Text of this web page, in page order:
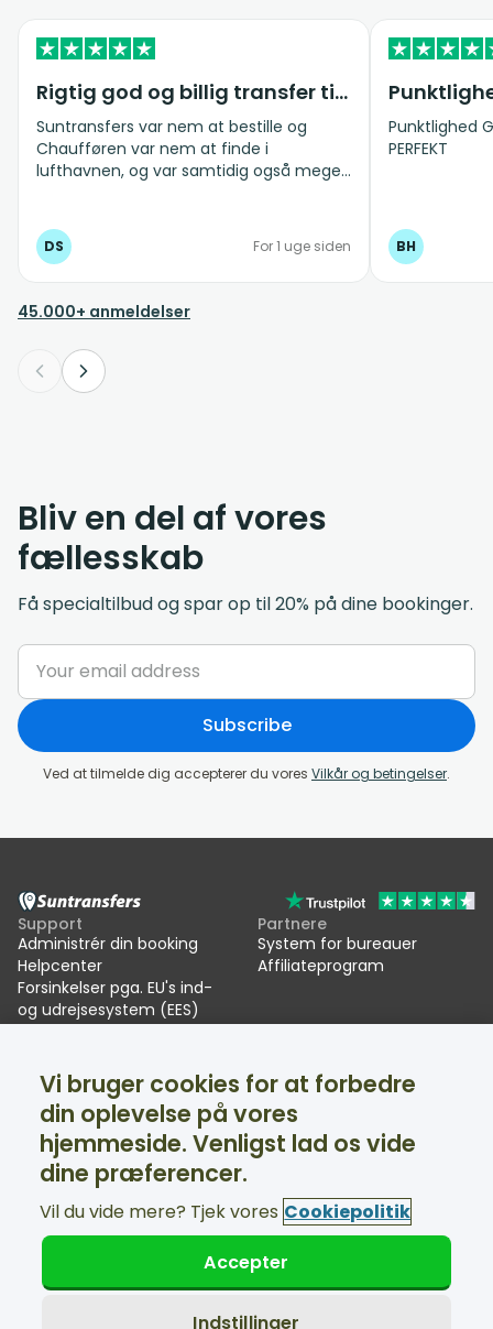
Rigtig god og billig transfer til og fra lufthavnen
Suntransfers var nem at bestille og
Chaufføren var nem at finde i
lufthavnen, og var samtidig også meget
chaufføren til tiden. Vi bestiller gerne
Suntransfers igen næste gang vi
kommer til Kreta :-)
DS For 1 uge siden
Punktlighed
PERFEKT
BH
45.000+ anmeldelser
Bliv en del af vores
fællesskab
Få specialtilbud og spar op til 20% på dine bookinger.
Subscribe
Ved at tilmelde dig accepterer du vores Vilkår og betingelser.
Support
Administrér din booking
Helpcenter
Forsinkelser pga. EU's ind-
og udrejsesystem (EES)
Partnere
System for bureauer
Affiliateprogram
Om os
Anmeldelser
Transport til skiferien
Facebook
Twitter
Support tilgængelig 24/7
© Suntransfers.com 2026
Vi bruger cookies for at forbedre
din oplevelse på vores
hjemmeside. Venligst lad os vide
dine præferencer.
Vil du vide mere? Tjek vores Cookiepolitik
Indstillinger
Accepter